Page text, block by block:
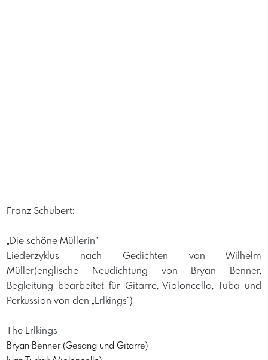
Franz Schubert:
„Die schöne Müllerin“
Liederzyklus nach Gedichten von Wilhelm
Müller(englische Neudichtung von Bryan Benner,
Begleitung bearbeitet für Gitarre, Violoncello, Tuba und
Perkussion von den „Erlkings“)
The Erlkings
​Bryan Benner (Gesang und Gitarre)